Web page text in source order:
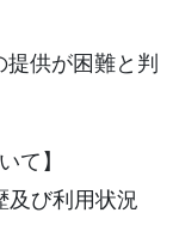
提供が困難と判
て】
及び利用状況